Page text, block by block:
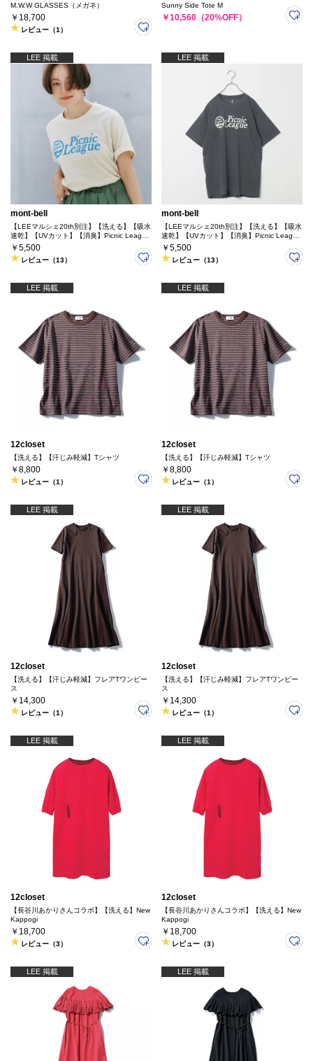
M.W.W GLASSES（メガネ）
￥18,700
レビュー（1）
Sunny Side Tote M
￥10,560（20%OFF）
LEE 掲載
mont-bell
【LEEマルシェ20th別注】【洗える】【吸水
速乾】【UVカット】【消臭】Picnic League
プリントTEE
￥5,500
レビュー（13）
LEE 掲載
mont-bell
【LEEマルシェ20th別注】【洗える】【吸水
速乾】【UVカット】【消臭】Picnic League
プリントTEE
￥5,500
レビュー（13）
LEE 掲載
12closet
【洗える】【汗じみ軽減】Tシャツ
￥8,800
レビュー（1）
LEE 掲載
12closet
【洗える】【汗じみ軽減】Tシャツ
￥8,800
レビュー（1）
LEE 掲載
12closet
【洗える】【汗じみ軽減】フレアTワンピー
ス
￥14,300
レビュー（1）
LEE 掲載
12closet
【洗える】【汗じみ軽減】フレアTワンピー
ス
￥14,300
レビュー（1）
LEE 掲載
12closet
【長谷川あかりさんコラボ】【洗える】New
Kappogi
￥18,700
レビュー（3）
LEE 掲載
12closet
【長谷川あかりさんコラボ】【洗える】New
Kappogi
￥18,700
レビュー（3）
LEE 掲載 LEE 掲載